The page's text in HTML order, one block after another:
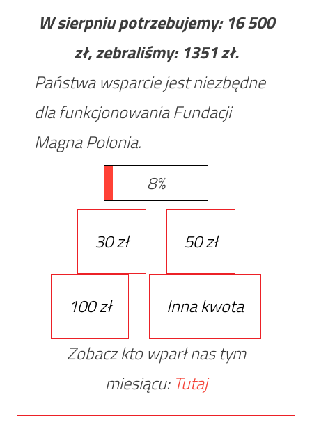
W sierpniu potrzebujemy: 16 500
zł, zebraliśmy: 1351zł.
Państwa wsparcie jest niezbędne
dla funkcjonowania Fundacji
Magna Polonia.
8%
30 zł 50 zł
100 zł
Inna kwota
Zobacz kto wparł nas tym
miesiącu: Tutaj